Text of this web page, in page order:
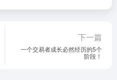
下一篇
一个交易者成长必然经历的5个
阶段！